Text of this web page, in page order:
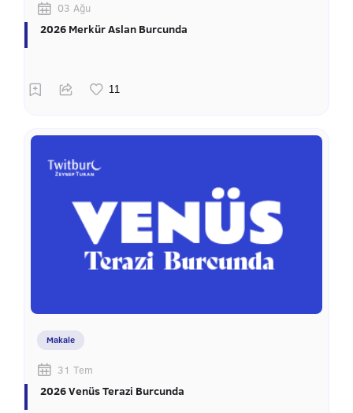
03 Ağu
2026 Merkür Aslan Burcunda
Makale
31 Tem
2026 Venüs Terazi Burcunda